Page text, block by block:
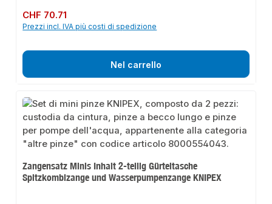
Prezzo normale:
CHF 70.71
Prezzi incl. IVA più costi di spedizione
Nel carrello
Zangensatz Minis Inhalt 2-teilig Gürteltasche
Spitzkombizange und Wasserpumpenzange KNIPEX